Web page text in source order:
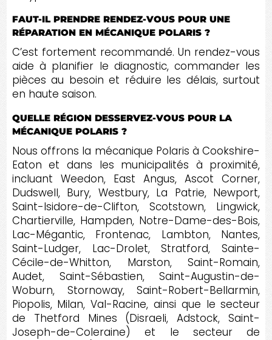
FAUT-IL PRENDRE RENDEZ-VOUS POUR UNE
RÉPARATION EN MÉCANIQUE POLARIS ?
C’est fortement recommandé. Un rendez-vous
aide à planifier le diagnostic, commander les
pièces au besoin et réduire les délais, surtout
en haute saison.
QUELLE RÉGION DESSERVEZ-VOUS POUR LA
MÉCANIQUE POLARIS ?
Nous offrons la mécanique Polaris à Cookshire-
Eaton et dans les municipalités à proximité,
incluant Weedon, East Angus, Ascot Corner,
Dudswell, Bury, Westbury, La Patrie, Newport,
Saint-Isidore-de-Clifton, Scotstown, Lingwick,
Chartierville, Hampden, Notre-Dame-des-Bois,
Lac-Mégantic, Frontenac, Lambton, Nantes,
Saint-Ludger, Lac-Drolet, Stratford, Sainte-
Cécile-de-Whitton, Marston, Saint-Romain,
Audet, Saint-Sébastien, Saint-Augustin-de-
Woburn, Stornoway, Saint-Robert-Bellarmin,
Piopolis, Milan, Val-Racine, ainsi que le secteur
de Thetford Mines (Disraeli, Adstock, Saint-
Joseph-de-Coleraine) et le secteur de